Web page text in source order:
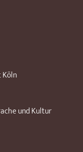
und Kultur